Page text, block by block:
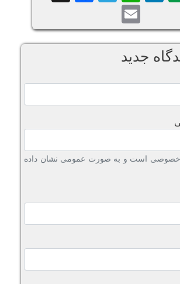
Email
جدید
است و به صورت عمومی نشان داده